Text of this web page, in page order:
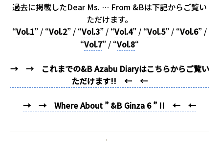
過去に掲載したDear Ms. … From &Bは下記からご覧い
ただけます。
“Vol.1” / “Vol.2” / “Vol.3” / “Vol.4” / “Vol.5” / “Vol.6” /
“Vol.7” / “Vol.8“
→ → これまでの&B Azabu Diaryはこちらからご覧い
ただけます!! ← ←
→ → Where About ” &B Ginza 6 ” !! ← ←